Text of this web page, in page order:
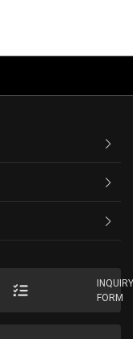
FORM